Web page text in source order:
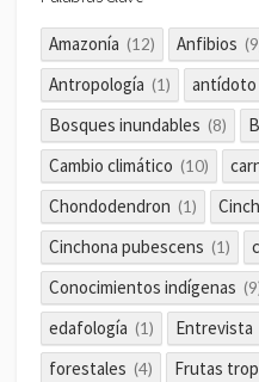
Amazonía (12) Anfibios
Antropología (1) antídoto
Bosques inundables (8)
Cambio climático (10)
Chondodendron (1)
Cinchona pubescens (1)
Conocimientos indígenas
edafología (1) Entrevista
forestales (4) Frutas